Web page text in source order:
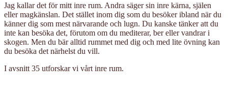
Jag kallar det för mitt inre rum. Andra säger sin inre kärna, själen
eller magkänslan. Det stället inom dig som du besöker ibland när du
känner dig som mest närvarande och lugn. Du kanske tänker att du
inte kan besöka det, förutom om du mediterar, ber eller vandrar i
skogen. Men du bär alltid rummet med dig och med lite övning kan
du besöka det närhelst du vill.
I avsnitt 35 utforskar vi vårt inre rum.